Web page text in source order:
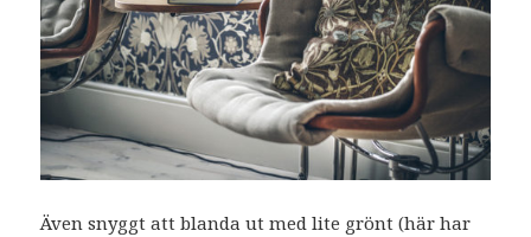
Även snyggt att blanda ut med lite grönt (här har